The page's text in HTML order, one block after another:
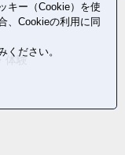
体験
キー（Cookie）を使
、Cookieの利用に同
ください。